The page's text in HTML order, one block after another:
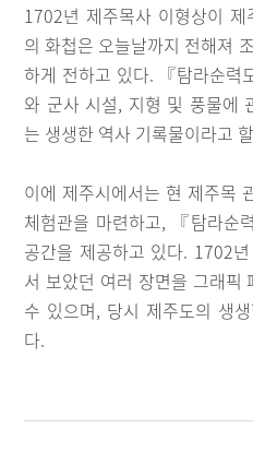
1702년 제주목사 이형상이
의 화첩은 오늘날까지 전해져
하게 전하고 있다. 『탐라순력
와 군사 시설, 지형 및 풍물에
는 생생한 역사 기록물이라고
이에 제주시에서는 현 제주목
체험관을 마련하고, 『탐라순
공간을 제공하고 있다. 1702
서 보았던 여러 장면을 그래픽
수 있으며, 당시 제주도의 생
다.